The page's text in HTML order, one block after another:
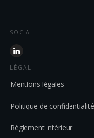
SOCIAL
LÉGAL
Mentions légales
Politique de confidentialité
Règlement intérieur